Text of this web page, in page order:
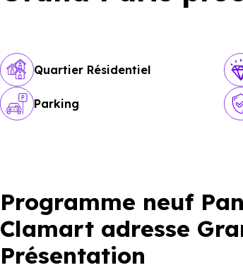
Quartier Résidentiel
Parking
Programme neuf
Clamart adresse
Présentation